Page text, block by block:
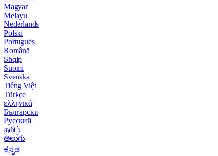
Magyar
Melayu
Nederlands
Polski
Português
Română
Shqip
Suomi
Svenska
Tiếng Việt
Türkçe
ελληνικά
Български
Русский
தமிழ்
తెలుగు
ಕನ್ನಡ